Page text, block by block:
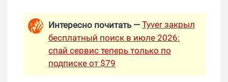
Интересно почитать — Tyver закрыл
бесплатный поиск в июле 2026:
спай сервис теперь только по
подписке от $79